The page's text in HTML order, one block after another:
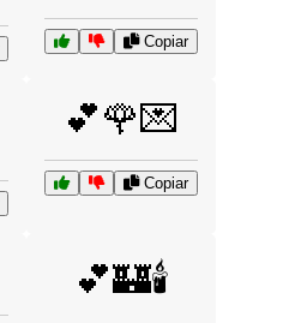
Copiar
💕🌹💌
Copiar
💕🏰🕯️